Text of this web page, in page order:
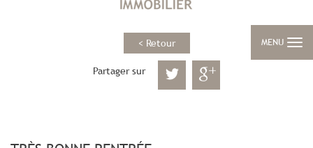
MENU
< Retour
Partager sur